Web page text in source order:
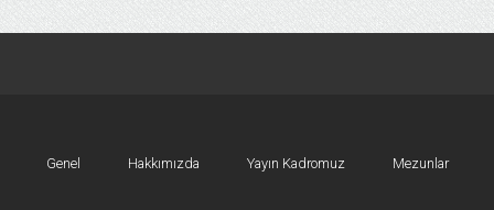
Genel Hakkımızda Yayın Kadromuz Mezunlar